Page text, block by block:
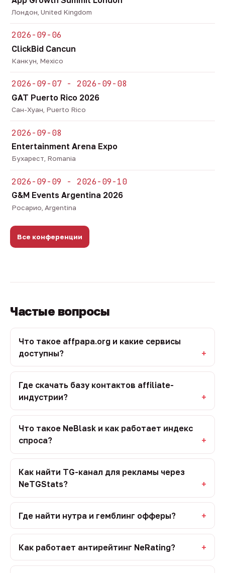
Лондон, United Kingdom
2026-09-06
ClickBid Cancun
Канкун, Mexico
2026-09-07 - 2026-09-08
GAT Puerto Rico 2026
Сан-Хуан, Puerto Rico
2026-09-08
Entertainment Arena Expo
Бухарест, Romania
2026-09-09 - 2026-09-10
G&M Events Argentina 2026
Росарио, Argentina
Все конференции
Частые вопросы
Что такое affpapa.org и какие сервисы
доступны?
Где скачать базу контактов affiliate-
индустрии?
Что такое NeBlask и как работает индекс
спроса?
Как найти TG-канал для рекламы через
NeTGStats?
Где найти нутра и гемблинг офферы?
Как работает антирейтинг NeRating?